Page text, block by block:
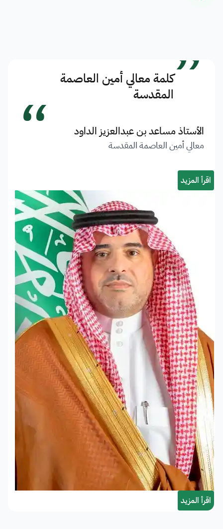
”كلمة معالي أمين العاصمة
المقدسة
الأستاذ مساعد بن عبدالعزيز الداود
معالي أمين العاصمة المقدسة “